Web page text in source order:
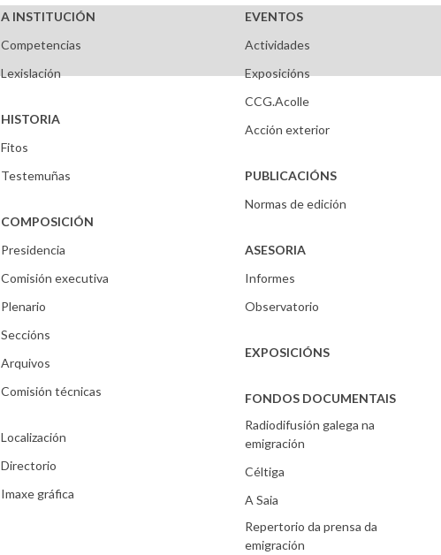
A INSTITUCIÓN
Competencias
Lexislación
HISTORIA
Fitos
Testemuñas
COMPOSICIÓN
Presidencia
Comisión executiva
Plenario
Seccións
Arquivos
Comisión técnicas
Localización
Directorio
Imaxe gráfica
EVENTOS
Actividades
Exposicións
CCG.Acolle
Acción exterior
PUBLICACIÓNS
Normas de edición
ASESORIA
Informes
Observatorio
EXPOSICIÓNS
FONDOS DOCUMENTAIS
Radiodifusión galega na
emigración
Céltiga
A Saia
Repertorio da prensa da
emigración